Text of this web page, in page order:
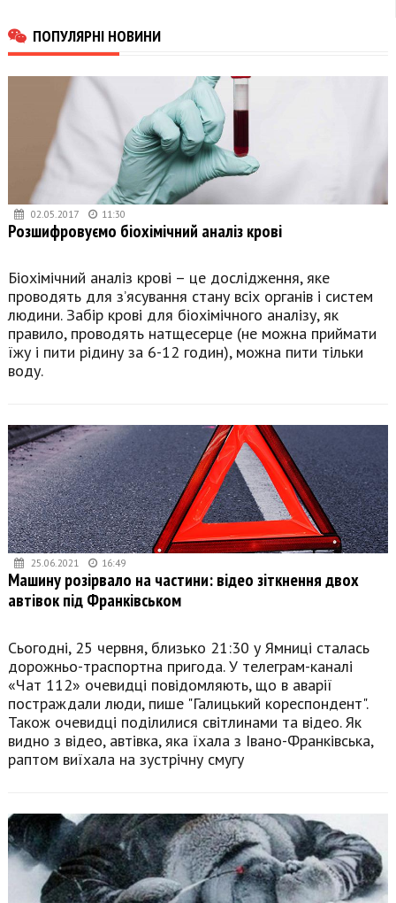
ПОПУЛЯРНІ НОВИНИ
02.05.2017 11:30
Розшифровуємо біохімічний аналіз крові
Біохімічний аналіз крові – це дослідження, яке
проводять для з’ясування стану всіх органів і систем
людини. Забір крові для біохімічного аналізу, як
правило, проводять натщесерце (не можна приймати
їжу і пити рідину за 6-12 годин), можна пити тільки
воду.
25.06.2021 16:49
Машину розірвало на частини: відео зіткнення двох
автівок під Франківськом
Сьогодні, 25 червня, близько 21:30 у Ямниці сталась
дорожньо-траспортна пригода. У телеграм-каналі
«Чат 112» очевидці повідомляють, що в аварії
постраждали люди, пише "Галицький кореспондент".
Також очевидці поділилися світлинами та відео. Як
видно з відео, автівка, яка їхала з Івано-Франківська,
раптом виїхала на зустрічну смугу